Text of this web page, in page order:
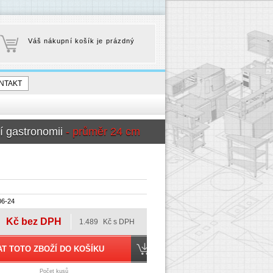
gastronomii - průměr 24 cm
24
Kč bez DPH 1.489 Kč s DPH
Počet kusů
Váš nákupní košík je prázdný